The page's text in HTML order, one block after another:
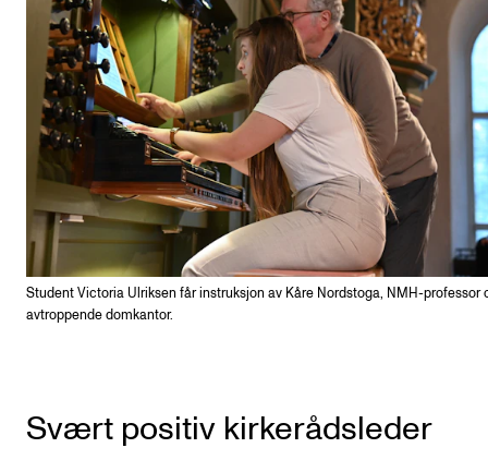
Student Victoria Ulriksen får instruksjon av Kåre Nordstoga, NMH-professor
avtroppende domkantor.
Svært positiv kirkerådsleder